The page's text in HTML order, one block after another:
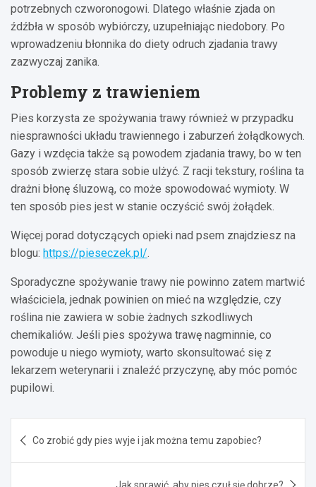
potrzebnych czworonogowi. Dlatego właśnie zjada on
źdźbła w sposób wybiórczy, uzupełniając niedobory. Po
wprowadzeniu błonnika do diety odruch zjadania trawy
zazwyczaj zanika.
Problemy z trawieniem
Pies korzysta ze spożywania trawy również w przypadku
niesprawności układu trawiennego i zaburzeń żołądkowych.
Gazy i wzdęcia także są powodem zjadania trawy, bo w ten
sposób zwierzę stara sobie ulżyć. Z racji tekstury, roślina ta
drażni błonę śluzową, co może spowodować wymioty. W
ten sposób pies jest w stanie oczyścić swój żołądek.
Więcej porad dotyczących opieki nad psem znajdziesz na
blogu: https://pieseczek.pl/.
Sporadyczne spożywanie trawy nie powinno zatem martwić
właściciela, jednak powinien on mieć na względzie, czy
roślina nie zawiera w sobie żadnych szkodliwych
chemikaliów. Jeśli pies spożywa trawę nagminnie, co
powoduje u niego wymioty, warto skonsultować się z
lekarzem weterynarii i znaleźć przyczynę, aby móc pomóc
pupilowi.
wpisu
Co zrobić gdy pies wyje i jak można temu zapobiec?